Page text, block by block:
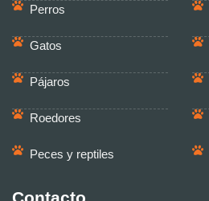
Perros
Gatos
Pájaros
Roedores
Peces y reptiles